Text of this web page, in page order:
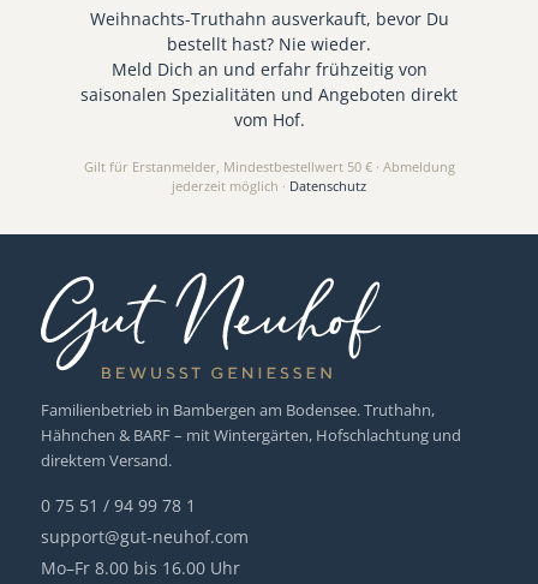
Weihnachts-Truthahn ausverkauft, bevor Du
bestellt hast? Nie wieder.
Meld Dich an und erfahr frühzeitig von
saisonalen Spezialitäten und Angeboten direkt
vom Hof.
Gilt für Erstanmelder, Mindestbestellwert 50 € · Abmeldung
jederzeit möglich · Datenschutz
Familienbetrieb in Bambergen am Bodensee. Truthahn,
Hähnchen & BARF – mit Wintergärten, Hofschlachtung und
direktem Versand.
0 75 51 / 94 99 78 1
support@gut-neuhof.com
Mo–Fr 8.00 bis 16.00 Uhr